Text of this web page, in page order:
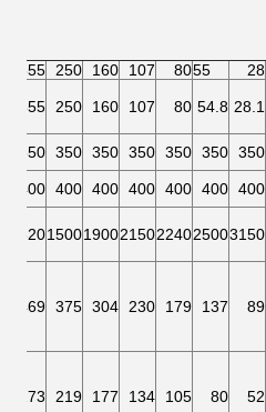
28
55
80
107
160
250
355
28.1
54.8
80
107
160
250
355
350
350
350
350
350
350
350
400
400
400
400
400
400
400
3150
2500
2240
2150
1900
1500
1320
89
137
179
230
304
375
469
52
80
105
134
177
219
273